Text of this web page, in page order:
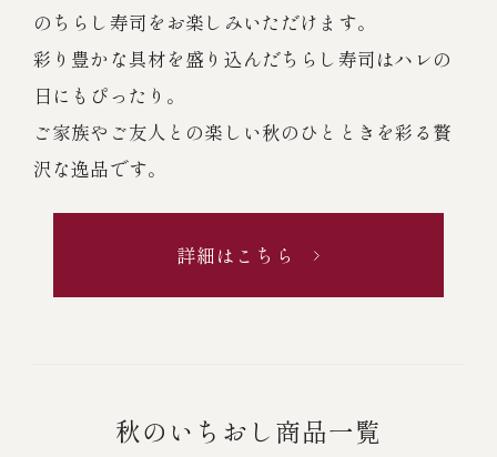
のちらし寿司をお楽しみいただけます。
彩り豊かな具材を盛り込んだちらし寿司はハレの
日にもぴったり。
ご家族やご友人との楽しい秋のひとときを彩る贅
沢な逸品です。
詳細はこちら
秋のいちおし商品一覧